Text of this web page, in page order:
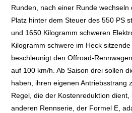
Runden, nach einer Runde wechseln
Platz hinter dem Steuer des 550 PS
und 1650 Kilogramm schweren
Kilogramm schwere im Heck
beschleunigt den Offroad-
auf 100 km/h. Ab Saison drei sollen
haben, ihren eigenen Antriebsstrang
Regel, die der Kostenreduktion dient,
anderen Rennserie, der Formel E,